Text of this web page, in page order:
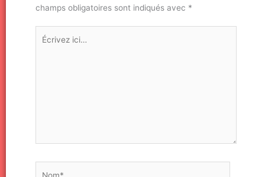
champs obligatoires sont indiqués avec *
Écrivez
ici…